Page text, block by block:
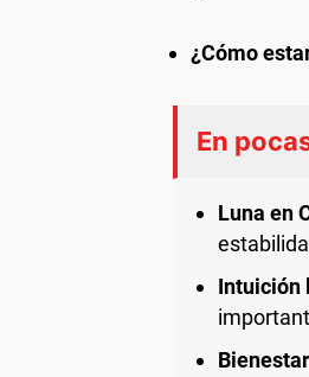
¿Cómo
En
Luna en
Intuición